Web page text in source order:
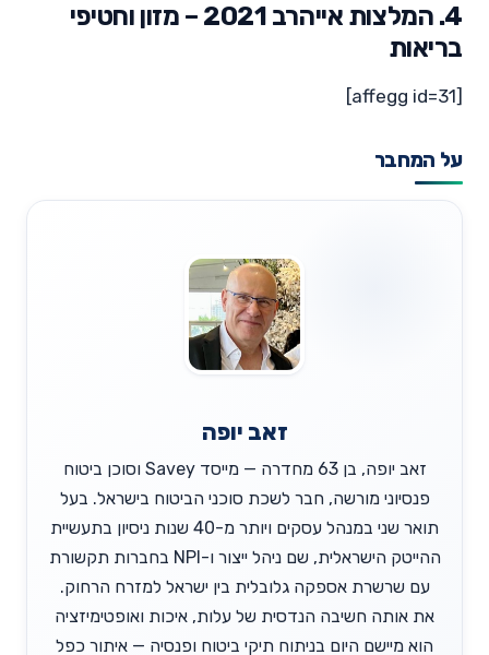
4. המלצות אייהרב 2021 – מזון וחטיפי
בריאות
[affegg id=31]
על המחבר
זאב יופה
זאב יופה, בן 63 מחדרה — מייסד Savey וסוכן ביטוח
פנסיוני מורשה, חבר לשכת סוכני הביטוח בישראל. בעל
תואר שני במנהל עסקים ויותר מ-40 שנות ניסיון בתעשיית
ההייטק הישראלית, שם ניהל ייצור ו-NPI בחברות תקשורת
עם שרשרת אספקה גלובלית בין ישראל למזרח הרחוק.
את אותה חשיבה הנדסית של עלות, איכות ואופטימיזציה
הוא מיישם היום בניתוח תיקי ביטוח ופנסיה — איתור כפל